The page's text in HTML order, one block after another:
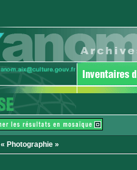
« Photographie »